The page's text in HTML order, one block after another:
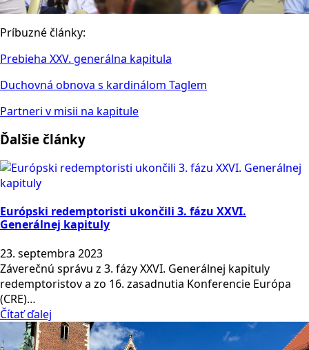
Príbuzné články:
Prebieha XXV. generálna kapitula
Duchovná obnova s kardinálom Taglem
Partneri v misii na kapitule
Ďalšie články
Európski redemptoristi ukončili 3. fázu XXVI.
Generálnej kapituly
23. septembra 2023
Záverečnú správu z 3. fázy XXVI. Generálnej kapituly
redemptoristov a zo 16. zasadnutia Konferencie Európa
(CRE)…
Čítať ďalej